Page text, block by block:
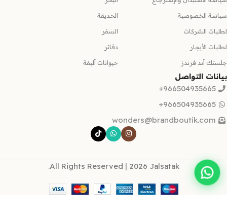
سياسة الخصوصية
لطلبات الشركات
لطلبات الأيجار
جلستك أند فرندز
الحديقة
السفر
دفاتر
حيوانات أليفة
بيانات التواصل
966504935665+
966504935665+
wonders@brandboutik.com
All Rights Reserved | 2026 Jalsatak.